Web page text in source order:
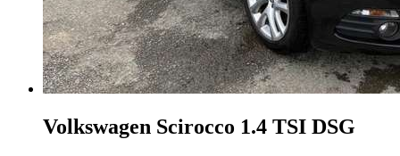
Volkswagen Scirocco 1.4 TSI DSG